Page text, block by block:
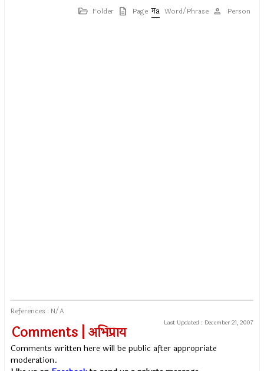
Folder Page Word/Phrase Person
References : N/A
Last Updated : December 21, 2007
Comments | अभिप्राय
Comments written here will be public after appropriate
moderation.